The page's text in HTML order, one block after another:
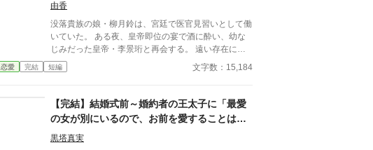
由香
没落貴族の娘・柳月鈴は、宮廷で医官見習いとして働
いていた。 ある夜、皇帝即位の宴で酒に酔い、幼な
じみだった皇帝・李景珩と再会する。 遠い存在にな
ったはずの彼。 けれど、その夜をきっかけに月鈴の
運命は大きく動き出す。 冷酷と恐れられる皇帝が、
恋愛 完結 短編 文字数：15,184
【完結】結婚式前～婚約者の王太子に「最愛
の女が別にいるので、お前を愛することはな
い」と言われました～
黒塔真実